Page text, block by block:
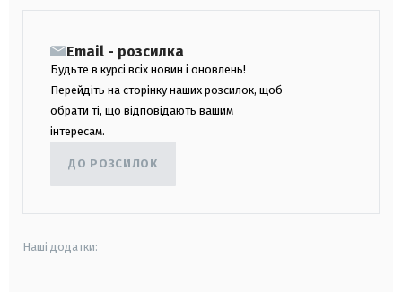
Email - розсилка
Будьте в курсі всіх новин і оновлень!
Перейдіть на сторінку наших розсилок, щоб
обрати ті, що відповідають вашим
інтересам.
ДО РОЗСИЛОК
Наші додатки: